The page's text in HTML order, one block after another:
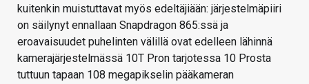
kuitenkin muistuttavat myös edeltäjiään: järjestelmäpiiri
on säilynyt ennallaan Snapdragon 865:ssä ja
eroavaisuudet puhelinten välillä ovat edelleen lähinnä
kamerajärjestelmässä 10T Pron tarjotessa 10 Prosta
tuttuun tapaan 108 megapikselin pääkameran